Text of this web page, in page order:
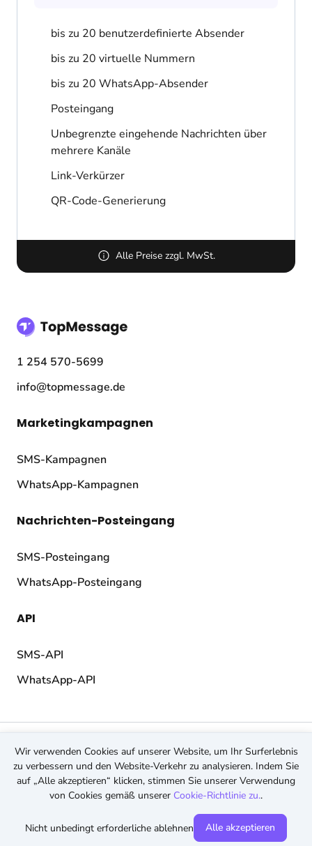
bis zu 20 benutzerdefinierte Absender
bis zu 20 virtuelle Nummern
bis zu 20 WhatsApp-Absender
Posteingang
Unbegrenzte eingehende Nachrichten über
mehrere Kanäle
Link-Verkürzer
QR-Code-Generierung
Alle Preise zzgl. MwSt.
1 254 570-5699
info@topmessage.de
Marketingkampagnen
SMS-Kampagnen
WhatsApp-Kampagnen
Nachrichten-Posteingang
SMS-Posteingang
WhatsApp-Posteingang
API
SMS-API
WhatsApp-API
AGB
Datenschutz
Cookies
Wir verwenden Cookies auf unserer Website, um Ihr Surferlebnis
zu verbessern und den Website-Verkehr zu analysieren. Indem Sie
auf „Alle akzeptieren“ klicken, stimmen Sie unserer Verwendung
von Cookies gemäß unserer Cookie-Richtlinie zu..
Nicht unbedingt erforderliche ablehnen Alle akzeptieren